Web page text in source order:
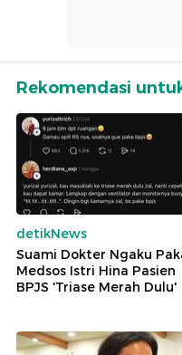
Rekomendasi
detikNews
Suami Dokter Ngaku
Medsos Istri Hina Pasien
BPJS 'Triase Merah Dulu'